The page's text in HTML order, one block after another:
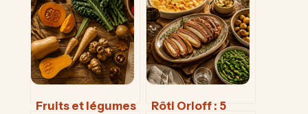
Fruits et légumes
Rôti Orloff : 5